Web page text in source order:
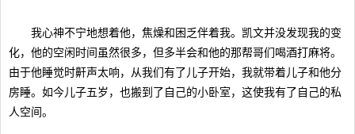
我心神不宁地想着他，焦燥和困乏伴着我。凯文并没发现我的变
化，他的空闲时间虽然很多，但多半会和他的那帮哥们喝酒打麻将。
由于他睡觉时鼾声太响，从我们有了儿子开始，我就带着儿子和他分
房睡。如今儿子五岁，也搬到了自己的小卧室，这使我有了自己的私
人空间。